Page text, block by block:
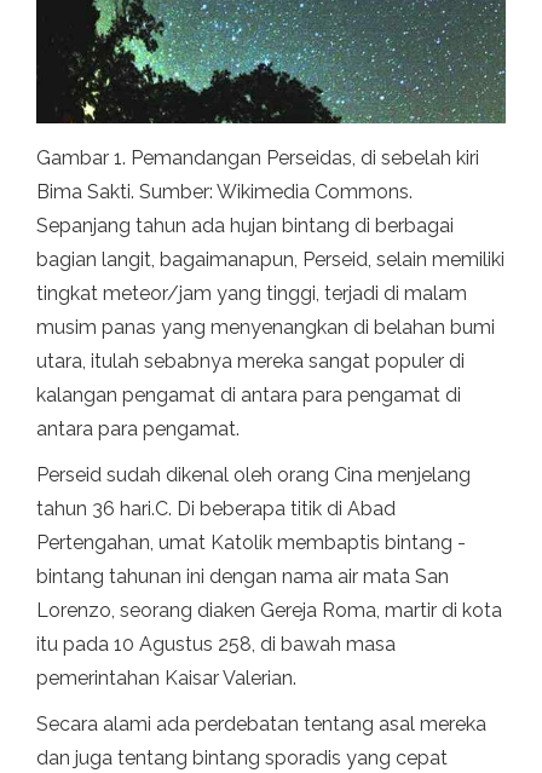
Gambar 1. Pemandangan Perseidas, di sebelah kiri
Bima Sakti. Sumber: Wikimedia Commons.
Sepanjang tahun ada hujan bintang di berbagai
bagian langit, bagaimanapun, Perseid, selain memiliki
tingkat meteor/jam yang tinggi, terjadi di malam
musim panas yang menyenangkan di belahan bumi
utara, itulah sebabnya mereka sangat populer di
kalangan pengamat di antara para pengamat di
antara para pengamat.
Perseid sudah dikenal oleh orang Cina menjelang
tahun 36 hari.C. Di beberapa titik di Abad
Pertengahan, umat Katolik membaptis bintang -
bintang tahunan ini dengan nama air mata San
Lorenzo, seorang diaken Gereja Roma, martir di kota
itu pada 10 Agustus 258, di bawah masa
pemerintahan Kaisar Valerian.
Secara alami ada perdebatan tentang asal mereka
dan juga tentang bintang sporadis yang cepat